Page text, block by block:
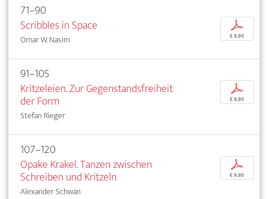
71–90
Scribbles in Space
Omar W. Nasim
p
€ 9,95
91–105
Kritzeleien. Zur Gegenstandsfreiheit
der Form
Stefan Rieger
p
€ 9,95
107–120
Opake Krakel. Tanzen zwischen
Schreiben und Kritzeln
Alexander Schwan
p
€ 9,95